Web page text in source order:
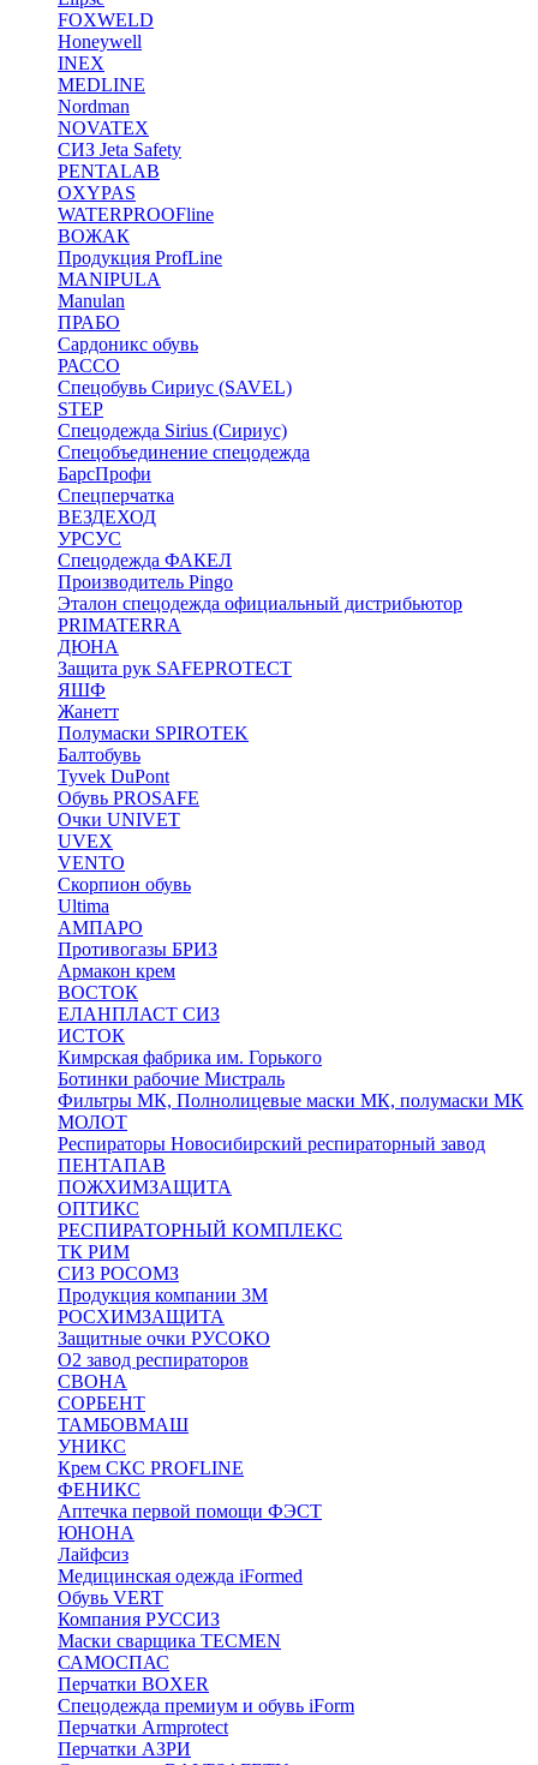
FOXWELD
Honeywell
INEX
MEDLINE
Nordman
NOVATEX
СИЗ Jeta Safety
PENTALAB
OXYPAS
WATERPROOFline
ВОЖАК
Продукция ProfLine
MANIPULA
Manulan
ПРАБО
Сардоникс обувь
РАССО
Спецобувь Сириус (SAVEL)
STEP
Спецодежда Sirius (Сириус)
Спецобъединение спецодежда
БарсПрофи
Спецперчатка
ВЕЗДЕХОД
УРСУС
Спецодежда ФАКЕЛ
Производитель Pingo
Эталон спецодежда официальный дистрибьютор
PRIMATERRA
ДЮНА
Защита рук SAFEPROTECT
ЯШФ
Жанетт
Полумаски SPIROTEK
Балтобувь
Tyvek DuPont
Обувь PROSAFE
Очки UNIVET
UVEX
VENTO
Скорпион обувь
Ultima
АМПАРО
Противогазы БРИЗ
Армакон крем
ВОСТОК
ЕЛАНПЛАСТ СИЗ
ИСТОК
Кимрская фабрика им. Горького
Ботинки рабочие Мистраль
Фильтры МК, Полнолицевые маски МК, полумаски МК
МОЛОТ
Респираторы Новосибирский респираторный завод
ПЕНТАПАВ
ПОЖХИМЗАЩИТА
ОПТИКС
РЕСПИРАТОРНЫЙ КОМПЛЕКС
ТК РИМ
СИЗ РОСОМЗ
Продукция компании 3M
РОСХИМЗАЩИТА
Защитные очки РУСОКО
О2 завод респираторов
СВОНА
СОРБЕНТ
ТАМБОВМАШ
УНИКС
Крем СКС PROFLINE
ФЕНИКС
Аптечка первой помощи ФЭСТ
ЮНОНА
Лайфсиз
Медицинская одежда iFormed
Обувь VERT
Компания РУССИЗ
Маски сварщика TECMEN
САМОСПАС
Перчатки BOXER
Спецодежда премиум и обувь iForm
Перчатки Armprotect
Перчатки АЗРИ